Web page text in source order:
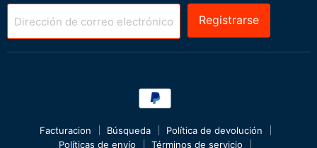
Dirección de correo electrónico Registrarse
Facturacion Búsqueda
Política de devolución
Políticas de envío
Términos de servicio